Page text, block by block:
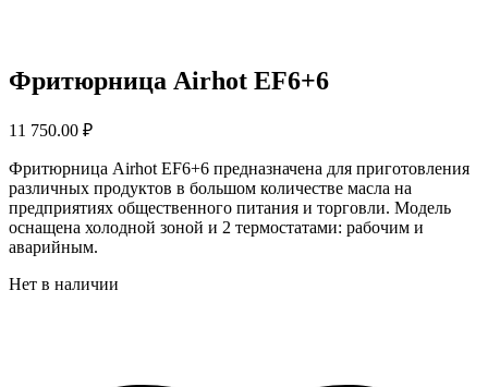
Фритюрница Airhot EF6+6
11 750.00 ₽
Фритюрница Airhot EF6+6 предназначена для приготовления
различных продуктов в большом количестве масла на
предприятиях общественного питания и торговли. Модель
оснащена холодной зоной и 2 термостатами: рабочим и
аварийным.
Нет в наличии